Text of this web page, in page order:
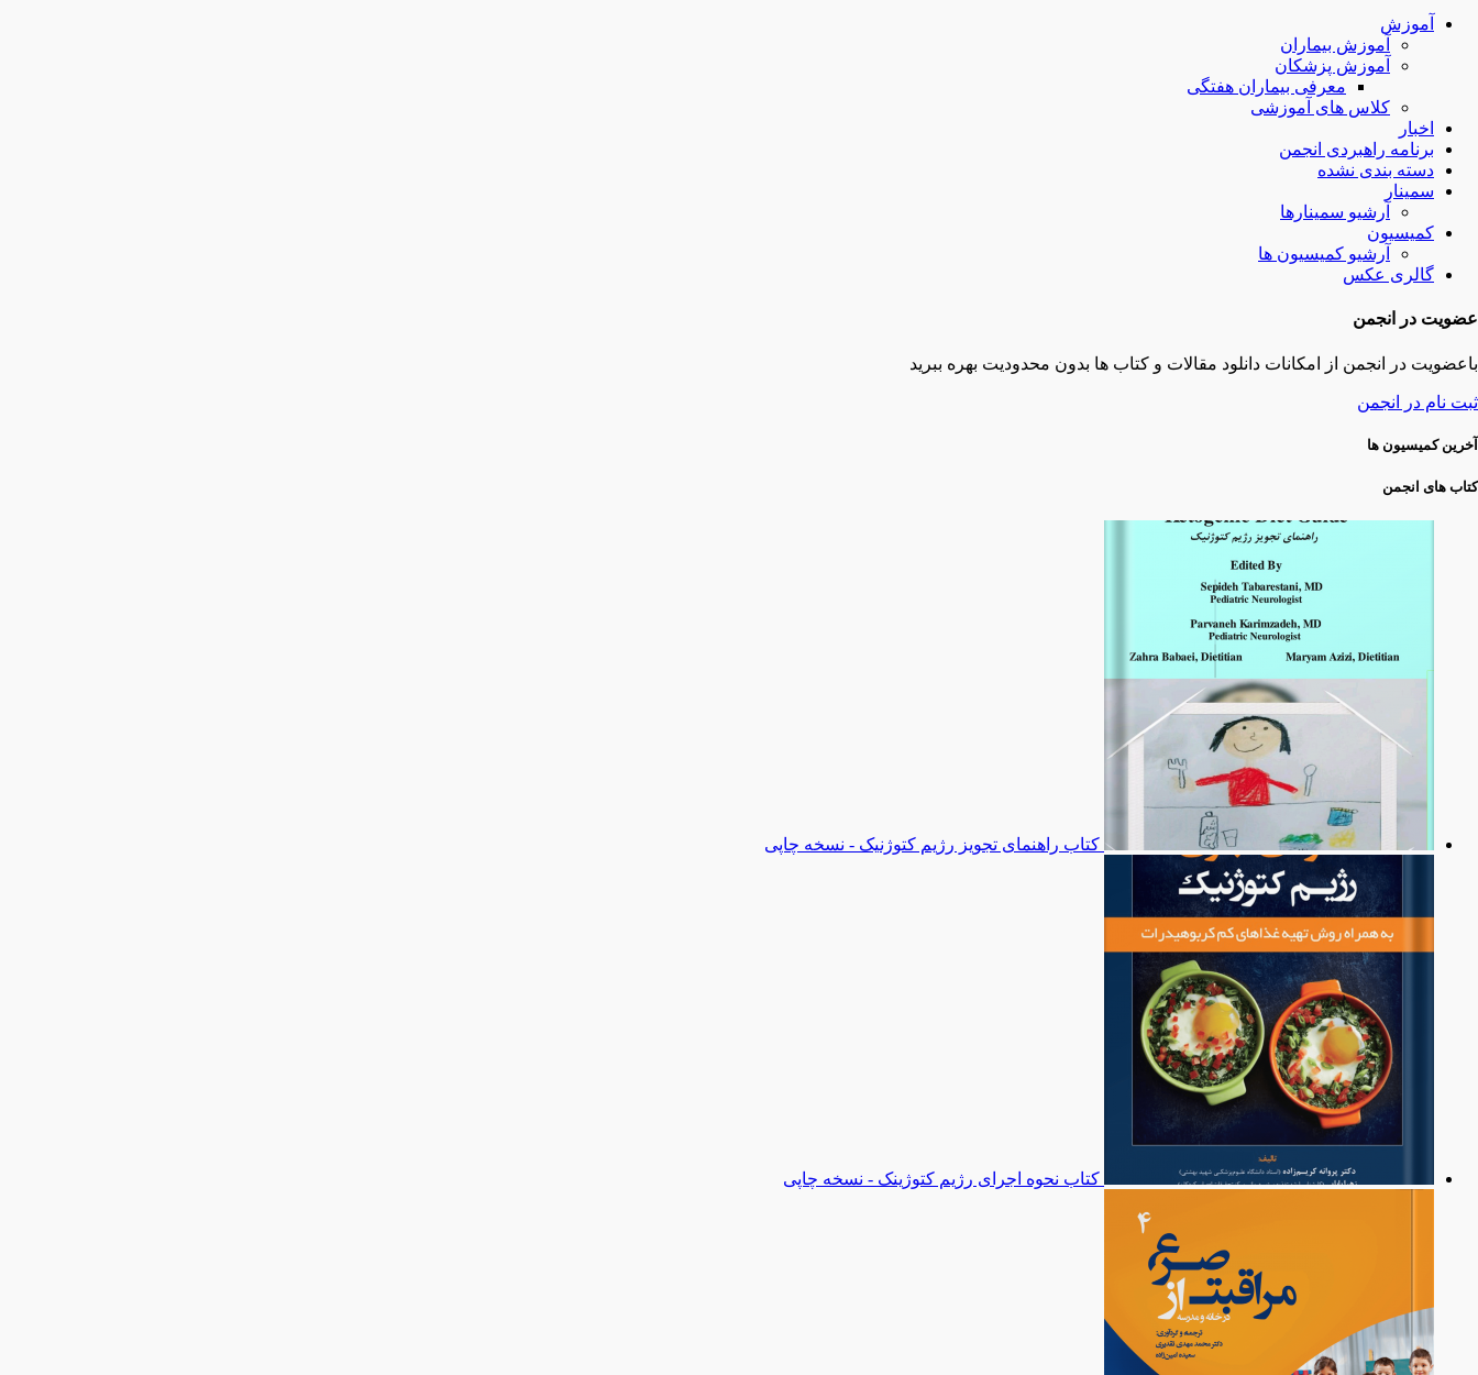
آموزش
آموزش بیماران
آموزش پزشکان
معرفی بیماران هفتگی
کلاس های آموزشی
اخبار
برنامه راهبردی انجمن
دسته بندی نشده
سمینار
آرشیو سمینارها
کمیسیون
آرشیو کمیسیون ها
گالری عکس
عضویت در انجمن
باعضویت در انجمن از امکانات دانلود مقالات و کتاب ها بدون محدودیت بهره ببرید
ثبت نام در انجمن
آخرین کمیسیون ها
کتاب های انجمن
کتاب راهنمای تجویز رژیم کتوژنیک - نسخه چاپی
کتاب نحوه اجرای رژیم کتوژینک - نسخه چاپی